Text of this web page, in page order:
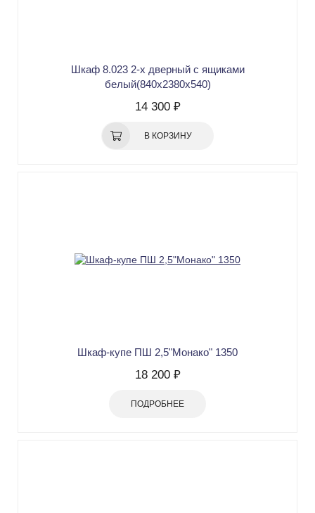
Шкаф 8.023 2-х дверный с ящиками
белый(840х2380x540)
14 300 ₽
В КОРЗИНУ
Шкаф-купе ПШ 2,5"Монако" 1350
18 200 ₽
ПОДРОБНЕЕ